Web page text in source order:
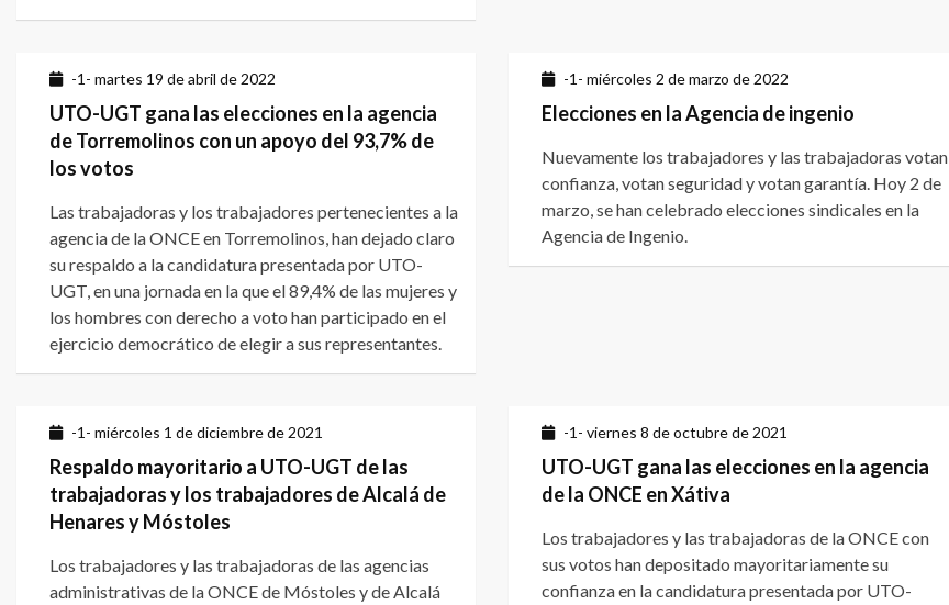
-1- martes 19 de abril de 2022
UTO-UGT gana las elecciones en la agencia
de Torremolinos con un apoyo del 93,7% de
los votos
Las trabajadoras y los trabajadores pertenecientes a la
agencia de la ONCE en Torremolinos, han dejado claro
su respaldo a la candidatura presentada por UTO-
UGT, en una jornada en la que el 89,4% de las mujeres y
los hombres con derecho a voto han participado en el
ejercicio democrático de elegir a sus representantes.
-1- miércoles 2 de marzo de 2022
Elecciones en la Agencia de ingenio
Nuevamente los trabajadores y las trabajadoras votan
confianza, votan seguridad y votan garantía. Hoy 2 de
marzo, se han celebrado elecciones sindicales en la
Agencia de Ingenio.
-1- miércoles 1 de diciembre de 2021
Respaldo mayoritario a UTO-UGT de las
trabajadoras y los trabajadores de Alcalá de
Henares y Móstoles
Los trabajadores y las trabajadoras de las agencias
administrativas de la ONCE de Móstoles y de Alcalá
-1- viernes 8 de octubre de 2021
UTO-UGT gana las elecciones en la agencia
de la ONCE en Xátiva
Los trabajadores y las trabajadoras de la ONCE con
sus votos han depositado mayoritariamente su
confianza en la candidatura presentada por UTO-